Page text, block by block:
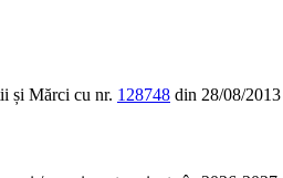
și Mărci cu nr. 128748 din 28/08/2013